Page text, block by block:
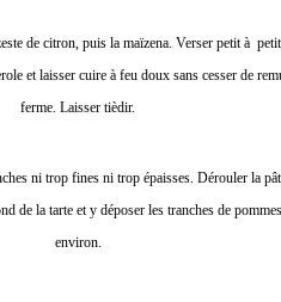
de citron, puis la maïzena. Verser petit à
et laisser cuire à feu doux sans cesser de
ferme. Laisser tièdir.
ni trop fines ni trop épaisses. Dérouler la
de la tarte et y déposer les tranches de
environ.